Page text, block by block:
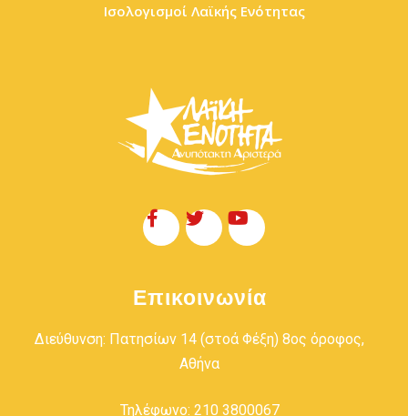
Ισολογισμοί Λαϊκής Ενότητας
Επικοινωνία
Διεύθυνση: Πατησίων 14 (στοά Φέξη) 8ος όροφος,
Αθήνα
Τηλέφωνο: 210 3800067